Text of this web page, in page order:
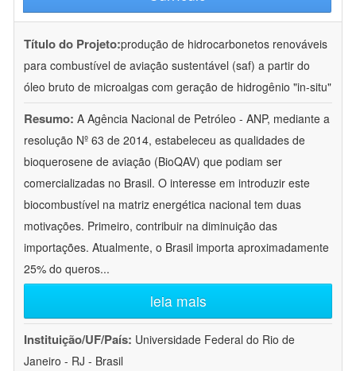
Título do Projeto:produção de hidrocarbonetos renováveis
para combustível de aviação sustentável (saf) a partir do
óleo bruto de microalgas com geração de hidrogênio "in-situ"
Resumo: A Agência Nacional de Petróleo - ANP, mediante a
resolução Nº 63 de 2014, estabeleceu as qualidades de
bioquerosene de aviação (BioQAV) que podiam ser
comercializadas no Brasil. O interesse em introduzir este
biocombustível na matriz energética nacional tem duas
motivações. Primeiro, contribuir na diminuição das
importações. Atualmente, o Brasil importa aproximadamente
25% do queros...
leia mais
Instituição/UF/País: Universidade Federal do Rio de
Janeiro - RJ - Brasil